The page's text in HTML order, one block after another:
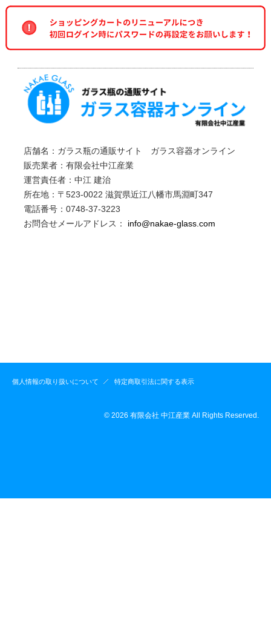
店舗名：ガラス瓶の通販サイト ガラス容器オンライン
販売業者：有限会社中江産業
運営責任者：中江 建治
所在地：〒523-0022 滋賀県近江八幡市馬淵町347
電話番号：0748-37-3223
お問合せメールアドレス： info@nakae-glass.com
個人情報の取り扱いについて 特定商取引法に関する表示
© 2026 有限会社 中江産業 All Rights Reserved.